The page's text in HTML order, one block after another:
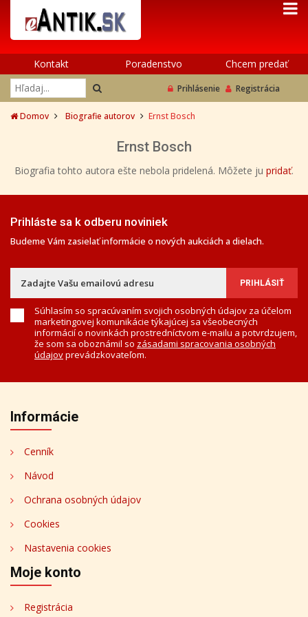
Kontakt Poradenstvo Chcem predať
Prihlásenie Registrácia
Domov Biografie autorov Ernst Bosch
Ernst Bosch
Biografia tohto autora ešte nebola pridelená. Môžete ju pridať.
Prihláste sa k odberu noviniek
Budeme Vám zasielať informácie o nových aukciách a dielach.
Súhlasím so spracúvaním svojich osobných údajov za účelom
marketingovej komunikácie týkajúcej sa všeobecných
informácií o novinkách prostredníctvom e-mailu a potvrdzujem,
že som sa oboznámil so zásadami spracovania osobných
údajovprevádzkovateľom.
Informácie
Cenník
Návod
Ochrana osobných údajov
Cookies
Nastavenia cookies
Moje konto
Registrácia